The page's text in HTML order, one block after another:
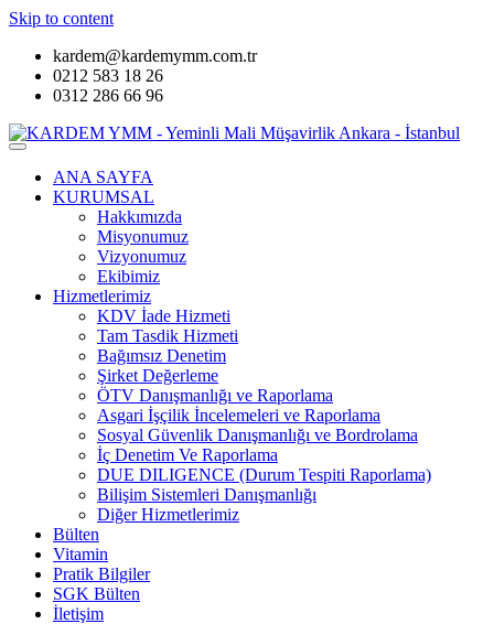
Skip to content
kardem@kardemymm.com.tr
0212 583 18 26
0312 286 66 96
ANA SAYFA
KURUMSAL
Hakkımızda
Misyonumuz
Vizyonumuz
Ekibimiz
Hizmetlerimiz
KDV İade Hizmeti
Tam Tasdik Hizmeti
Bağımsız Denetim
Şirket Değerleme
ÖTV Danışmanlığı ve Raporlama
Asgari İşçilik İncelemeleri ve Raporlama
Sosyal Güvenlik Danışmanlığı ve Bordrolama
İç Denetim Ve Raporlama
DUE DILIGENCE (Durum Tespiti Raporlama)
Bilişim Sistemleri Danışmanlığı
Diğer Hizmetlerimiz
Bülten
Vitamin
Pratik Bilgiler
SGK Bülten
İletişim